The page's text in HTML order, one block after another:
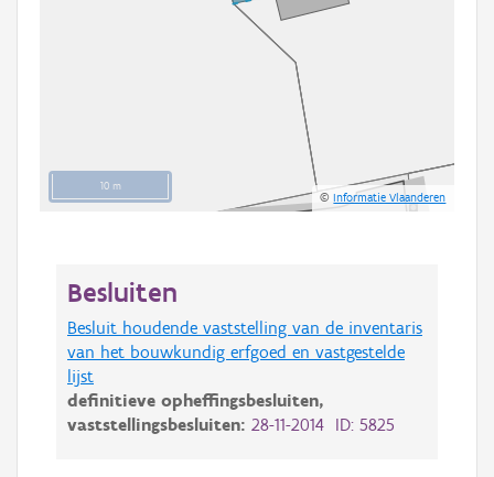
10 m
©Informatie Vlaanderen
Besluiten
Besluit houdende vaststelling van de inventaris
van het bouwkundig erfgoed en vastgestelde
lijst
definitieve opheffingsbesluiten,
vaststellingsbesluiten: 28-11-2014 ID: 5825